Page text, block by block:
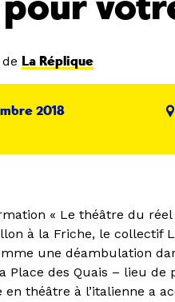
La Réplique
2018
« Le théâtre du
à la Friche, le collectif
une déambulation
Place des Quais – lieu de
en théâtre à l’italienne a